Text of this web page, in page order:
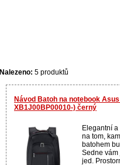
Nalezeno: 5 produktů
Návod Batoh na notebook
XB1J00BP00010-) černý
Elegantní
na tom,
batohem
Sedne vám
jed.